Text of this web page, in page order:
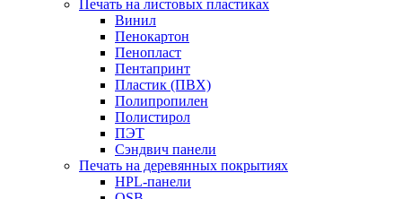
Печать на листовых пластиках
Винил
Пенокартон
Пенопласт
Пентапринт
Пластик (ПВХ)
Полипропилен
Полистирол
ПЭТ
Сэндвич панели
Печать на деревянных покрытиях
HPL-панели